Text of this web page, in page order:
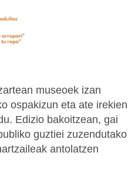
museoek izan
ospakizun eta ate irekien
Edizio bakoitzean, gai
guztiei zuzendutako
antolatzen